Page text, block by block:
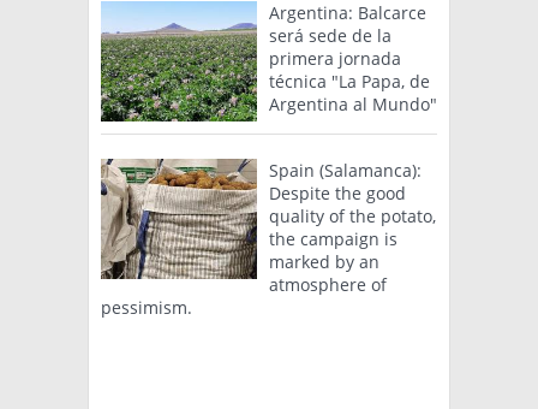
Argentina: Balcarce
será sede de la
primera jornada
técnica "La Papa, de
Argentina al Mundo"
Spain (Salamanca):
Despite the good
quality of the potato,
the campaign is
marked by an
atmosphere of
pessimism.